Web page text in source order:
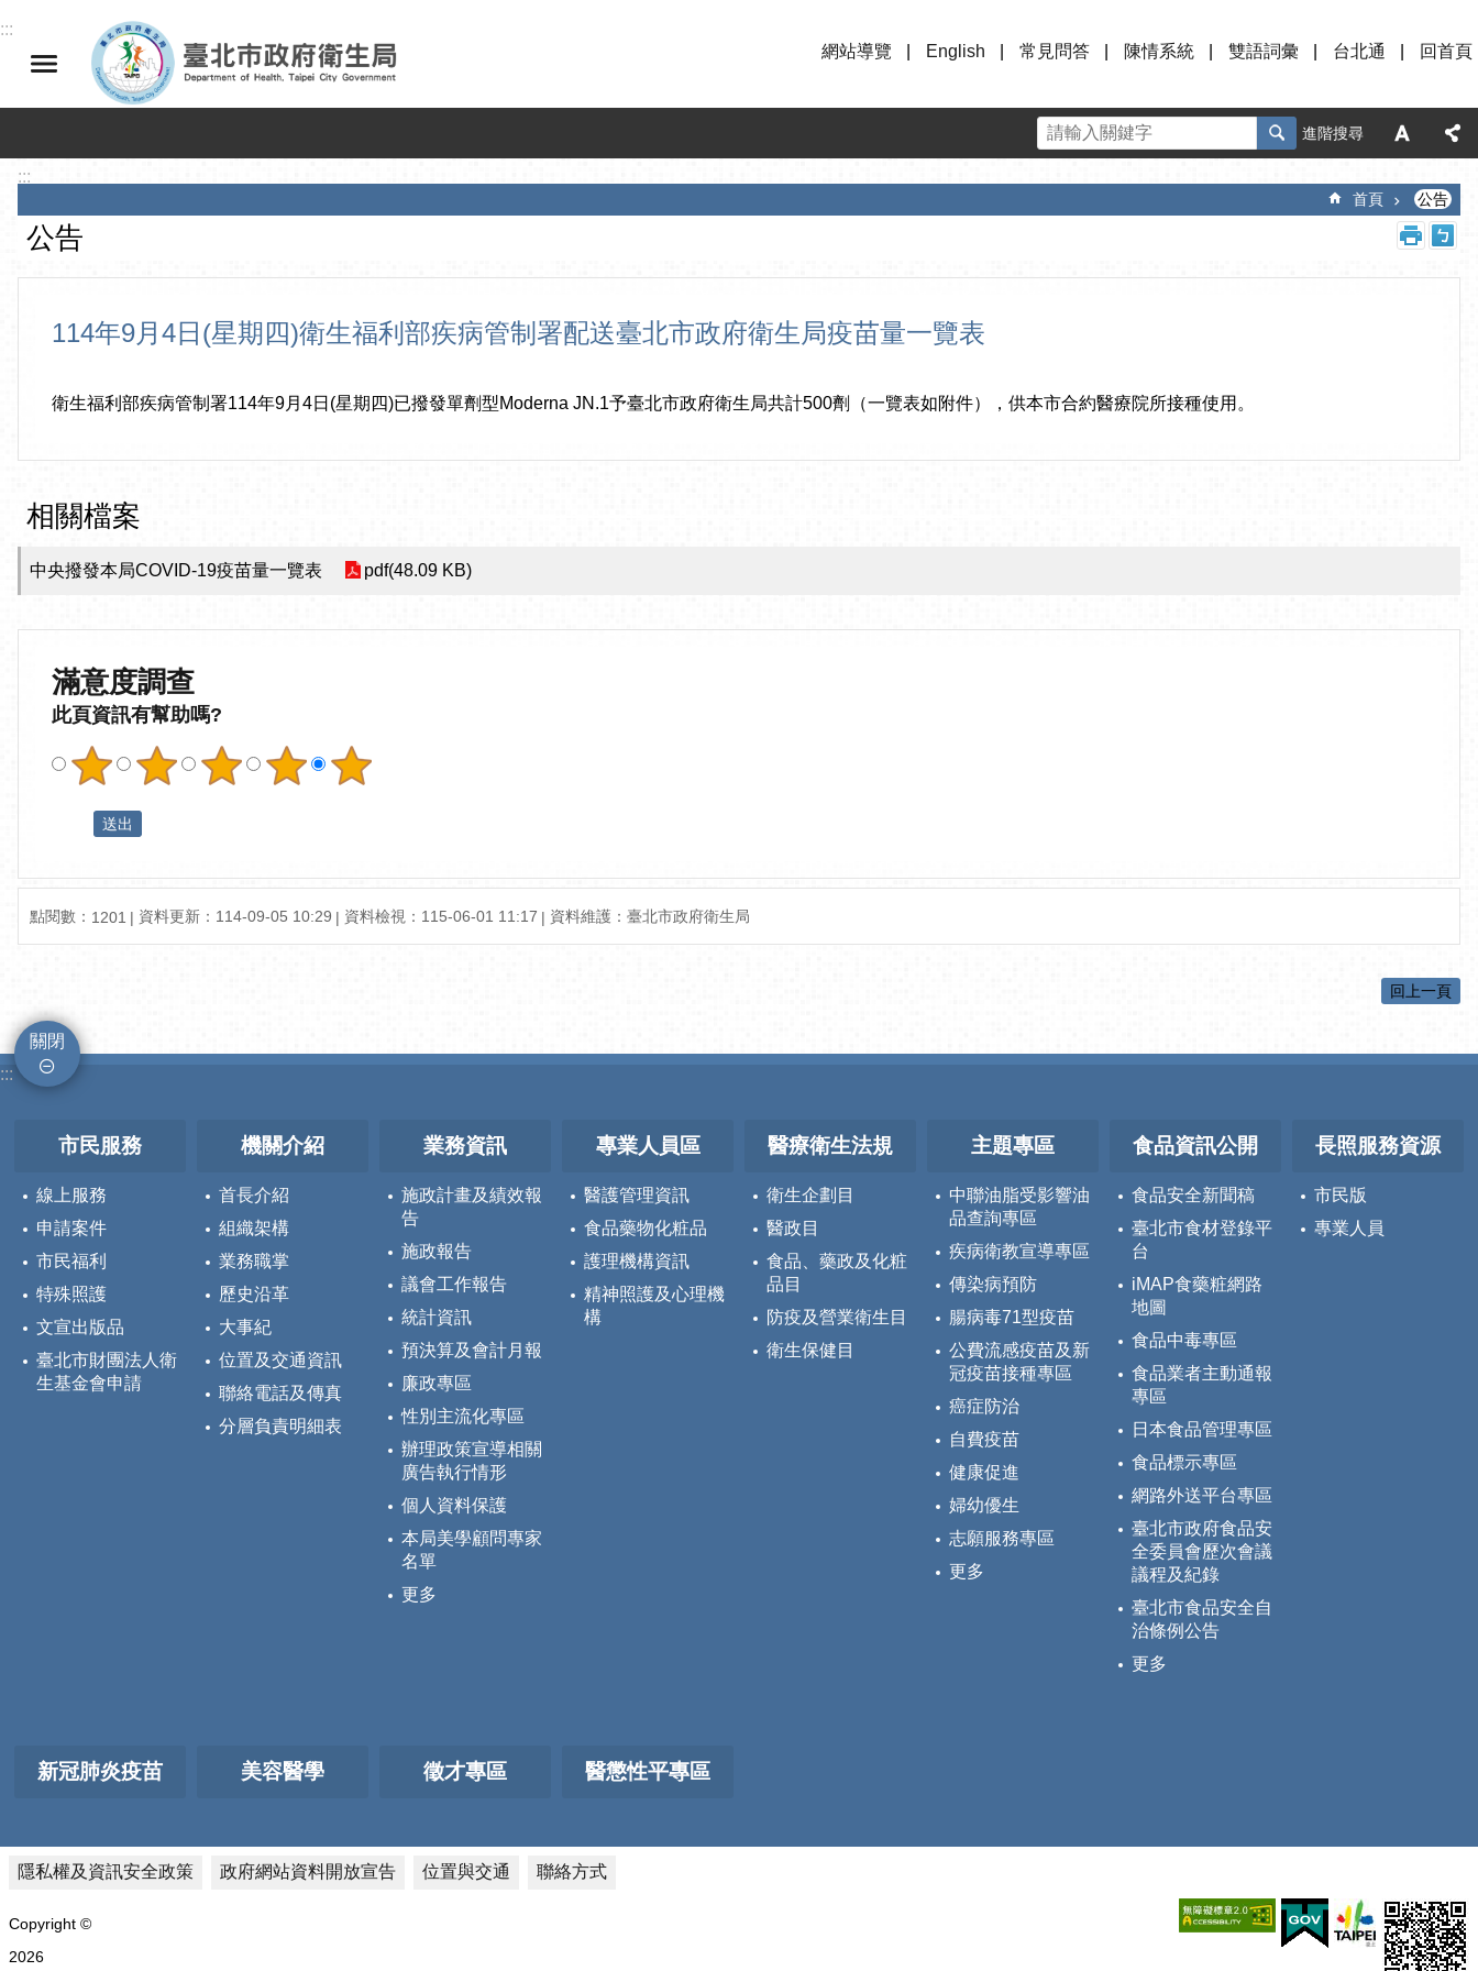
跳到主要內容區塊
:::
網站導覽
English 常見問答 陳情系統 雙語詞彙 台北通 回首頁
進階搜尋
:::
首頁 公告
公告
114年9月4日(星期四)衛生福利部疾病管制署配送臺北市政府衛生局疫苗量一覽表
衛生福利部疾病管制署114年9月4日(星期四)已撥發單劑型Moderna JN.1予臺北市政府衛生局共計500劑（一覽表如附件），供本市合約醫療院所接種使用。
相關檔案
中央撥發本局COVID-19疫苗量一覽表 pdf(48.09 KB)
滿意度調查
此頁資訊有幫助嗎?
點閱數： 1201 資料更新：114-09-05 10:29 資料檢視：115-06-01 11:17 資料維護：臺北市政府衛生局
回上一頁
關閉
:::
市民服務
線上服務
申請案件
市民福利
特殊照護
文宣出版品
臺北市財團法人衛
生基金會申請
機關介紹
首長介紹
組織架構
業務職掌
歷史沿革
大事紀
位置及交通資訊
聯絡電話及傳真
分層負責明細表
業務資訊
施政計畫及績效報
告
施政報告
議會工作報告
統計資訊
預決算及會計月報
廉政專區
性別主流化專區
辦理政策宣導相關
廣告執行情形
個人資料保護
本局美學顧問專家
名單
更多
專業人員區
醫護管理資訊
食品藥物化粧品
護理機構資訊
精神照護及心理機
構
醫療衛生法規
衛生企劃目
醫政目
食品、藥政及化粧
品目
防疫及營業衛生目
衛生保健目
主題專區
中聯油脂受影響油
品查詢專區
疾病衛教宣導專區
傳染病預防
腸病毒71型疫苗
公費流感疫苗及新
冠疫苗接種專區
癌症防治
自費疫苗
健康促進
婦幼優生
志願服務專區
更多
食品資訊公開
食品安全新聞稿
臺北市食材登錄平
台
iMAP食藥粧網路
地圖
食品中毒專區
食品業者主動通報
專區
日本食品管理專區
食品標示專區
網路外送平台專區
臺北市政府食品安
全委員會歷次會議
議程及紀錄
臺北市食品安全自
治條例公告
更多
長照服務資源
市民版
專業人員
新冠肺炎疫苗 美容醫學 徵才專區 醫懲性平專區
隱私權及資訊安全政策 政府網站資料開放宣告 位置與交通 聯絡方式
Copyright ©
2026